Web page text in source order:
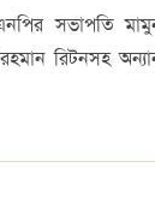
সভাপতি
রিটনসহ